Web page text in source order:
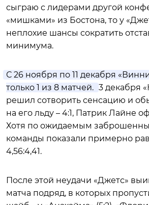
сыграю с лидерами другой
«мишками» из Бостона, то у
неплохие шансы сократить
минимума.
С 26 ноября по 11 декабря
только 1 из 8 матчей. 3 декабря
решил сотворить сенсацию и
на его льду – 4:1, Патрик Лайне
Хотя по ожидаемым
команды показали примерно
4,56:4,41.
После этой неудачи «Джетс»
матча подряд, в которых